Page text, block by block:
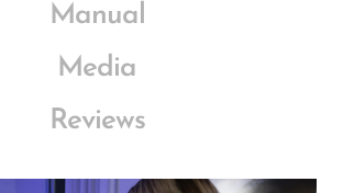
Manual
Media
Reviews